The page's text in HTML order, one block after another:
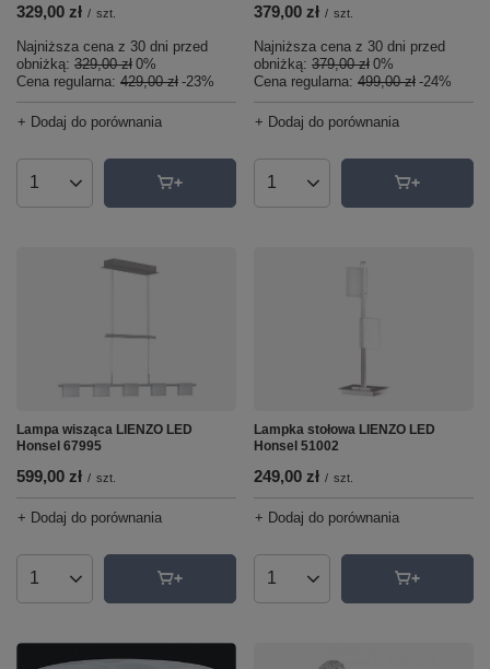
329,00 zł / szt.
Najniższa cena z 30 dni przed
obniżką: 329,00 zł 0%
Cena regularna: 429,00 zł -23%
+ Dodaj do porównania
Ilość produktów
379,00 zł / szt.
Najniższa cena z 30 dni przed
obniżką: 379,00 zł 0%
Cena regularna: 499,00 zł -24%
+ Dodaj do porównania
Ilość produktów
Lampa wisząca LIENZO LED
Honsel 67995
599,00 zł / szt.
+ Dodaj do porównania
Ilość produktów
Lampka stołowa LIENZO LED
Honsel 51002
249,00 zł / szt.
+ Dodaj do porównania
Ilość produktów